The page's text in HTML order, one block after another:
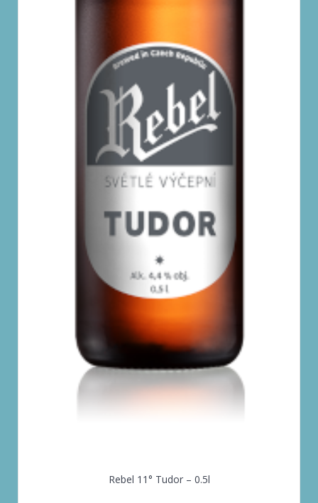
Rebel 11° Tudor – 0.5l